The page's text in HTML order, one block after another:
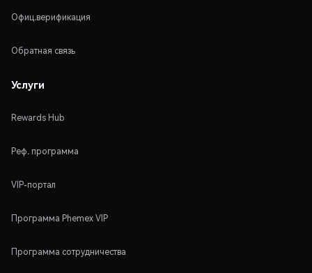
Офиц.верификация
Обратная связь
Услуги
Rewards Hub
Реф. программа
VIP-портал
Программа Phemex VIP
Программа сотрудничества